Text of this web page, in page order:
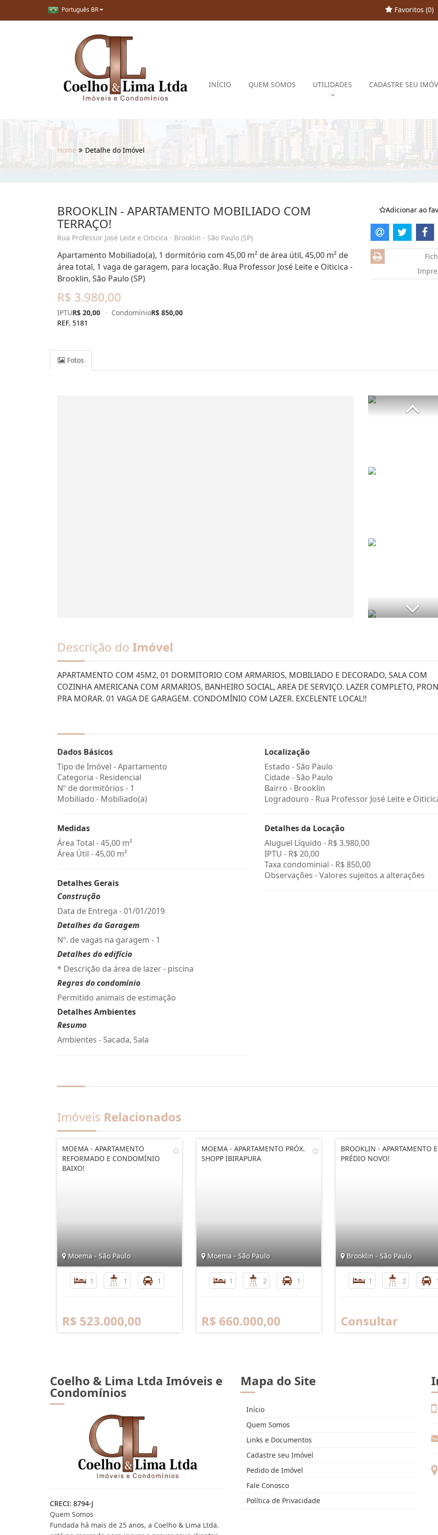
Português BR Favoritos (0)
INÍCIO QUEM SOMOS UTILIDADES CADASTRE SEU
Home Detalhe do Imóvel
BROOKLIN - APARTAMENTO MOBILIADO COM
TERRAÇO!
Rua Professor José Leite e Oiticica - Brooklin - São Paulo (SP)
Apartamento Mobiliado(a), 1 dormitório com 45,00 m² de área útil, 45,00 m² de
área total, 1 vaga de garagem, para locação. Rua Professor José Leite e Oiticica -
Brooklin, São Paulo (SP)
R$ 3.980,00
IPTUR$ 20,00 · CondomínioR$ 850,00
REF. 5181
Adicionar ao
Fotos
Descrição do Imóvel
APARTAMENTO COM 45M2, 01 DORMITORIO COM ARMARIOS, MOBILIADO E DECORADO, SALA COM
COZINHA AMERICANA COM ARMARIOS, BANHEIRO SOCIAL, AREA DE SERVIÇO. LAZER COMPLETO,
PRA MORAR. 01 VAGA DE GARAGEM. CONDOMÍNIO COM LAZER. EXCELENTE LOCAL!!
Dados Básicos
Tipo de Imóvel - Apartamento
Categoria - Residencial
Nº de dormitórios - 1
Mobiliado - Mobiliado(a)
Medidas
Área Total - 45,00 m²
Área Útil - 45,00 m²
Detalhes Gerais
Construção
Data de Entrega - 01/01/2019
Detalhes da Garagem
Nº. de vagas na garagem - 1
Detalhes do edifício
* Descrição da área de lazer - piscina
Regras do condomínio
Permitido animais de estimação
Detalhes Ambientes
Resumo
Ambientes - Sacada, Sala
Localização
Estado -São Paulo
Cidade -São Paulo
Bairro - Brooklin
Logradouro - Rua Professor José Leite e
Detalhes da Locação
Aluguel Líquido - R$ 3.980,00
IPTU - R$ 20,00
Taxa condominial - R$ 850,00
Observações - Valores sujeitos a alterações
Imóveis Relacionados
MOEMA - APARTAMENTO
REFORMADO E CONDOMÍNIO
BAIXO!
Moema - São Paulo
1 1 1
R$ 523.000,00
MOEMA - APARTAMENTO PRÓX.
SHOPP IBIRAPURA
Moema - São Paulo
1 2 1
R$ 660.000,00
BROOKLIN - APARTAMENTO
PRÉDIO NOVO!
Brooklin - São Paulo
1 2 1
Consultar
Coelho & Lima Ltda Imóveis e
Condomínios
CRECI: 8794-J
Quem Somos
Fundada há mais de 25 anos, a Coelho & Lima Ltda.
Mapa do Site
Início
Quem Somos
Links e Documentos
Cadastre seu Imóvel
Pedido de Imóvel
Fale Conosco
Política de Privacidade